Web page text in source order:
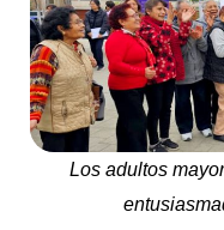
Los adultos